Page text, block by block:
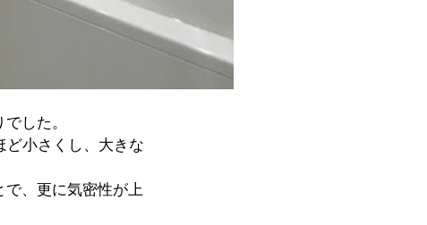
した。
ど小さくし、大きな
で、更に気密性が上